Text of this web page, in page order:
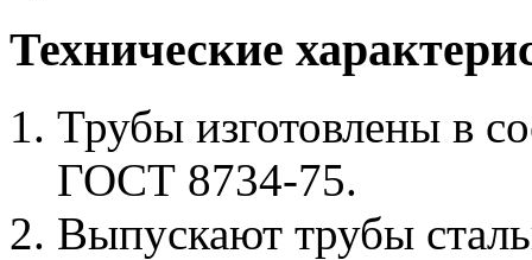
Технические
Трубы изготовлены в
ГОСТ 8734-75.
Выпускают трубы